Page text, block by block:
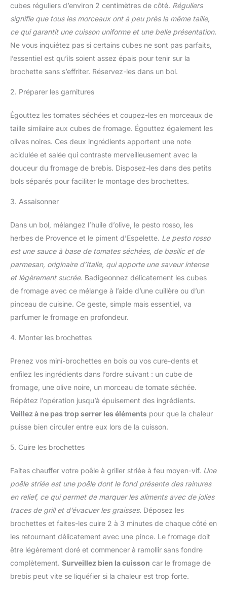
cubes réguliers d’environ 2 centimètres de côté. Réguliers
signifie que tous les morceaux ont à peu près la même taille,
ce qui garantit une cuisson uniforme et une belle présentation.
Ne vous inquiétez pas si certains cubes ne sont pas parfaits,
l’essentiel est qu’ils soient assez épais pour tenir sur la
brochette sans s’effriter. Réservez-les dans un bol.
2. Préparer les garnitures
Égouttez les tomates séchées et coupez-les en morceaux de
taille similaire aux cubes de fromage. Égouttez également les
olives noires. Ces deux ingrédients apportent une note
acidulée et salée qui contraste merveilleusement avec la
douceur du fromage de brebis. Disposez-les dans des petits
bols séparés pour faciliter le montage des brochettes.
3. Assaisonner
Dans un bol, mélangez l’huile d’olive, le pesto rosso, les
herbes de Provence et le piment d’Espelette. Le pesto rosso
est une sauce à base de tomates séchées, de basilic et de
parmesan, originaire d’Italie, qui apporte une saveur intense
et légèrement sucrée. Badigeonnez délicatement les cubes
de fromage avec ce mélange à l’aide d’une cuillère ou d’un
pinceau de cuisine. Ce geste, simple mais essentiel, va
parfumer le fromage en profondeur.
4. Monter les brochettes
Prenez vos mini-brochettes en bois ou vos cure-dents et
enfilez les ingrédients dans l’ordre suivant : un cube de
fromage, une olive noire, un morceau de tomate séchée.
Répétez l’opération jusqu’à épuisement des ingrédients.
Veillez à ne pas trop serrer les éléments pour que la chaleur
puisse bien circuler entre eux lors de la cuisson.
5. Cuire les brochettes
Faites chauffer votre poêle à griller striée à feu moyen-vif. Une
poêle striée est une poêle dont le fond présente des rainures
en relief, ce qui permet de marquer les aliments avec de jolies
traces de grill et d’évacuer les graisses. Déposez les
brochettes et faites-les cuire 2 à 3 minutes de chaque côté en
les retournant délicatement avec une pince. Le fromage doit
être légèrement doré et commencer à ramollir sans fondre
complètement. Surveillez bien la cuisson car le fromage de
brebis peut vite se liquéfier si la chaleur est trop forte.